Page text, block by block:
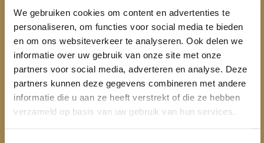
We gebruiken cookies om content en advertenties te
personaliseren, om functies voor social media te bieden
en om ons websiteverkeer te analyseren. Ook delen we
informatie over uw gebruik van onze site met onze
partners voor social media, adverteren en analyse. Deze
partners kunnen deze gegevens combineren met andere
informatie die u aan ze heeft verstrekt of die ze hebben
verzameld op basis van uw gebruik van hun services.
0% belasting op huurinkomsten & winst bij verkoop
Hoge rendementen
Flexibel betaalplan met 0% rente
24/7 ondersteuning
AED 1,200,000